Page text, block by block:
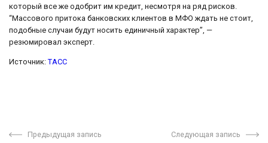
который все же одобрит им кредит, несмотря на ряд рисков.
“Массового притока банковских клиентов в МФО ждать не стоит,
подобные случаи будут носить единичный характер”, —
резюмировал эксперт.
Источник: ТАСС
Предыдущая запись Следующая запись